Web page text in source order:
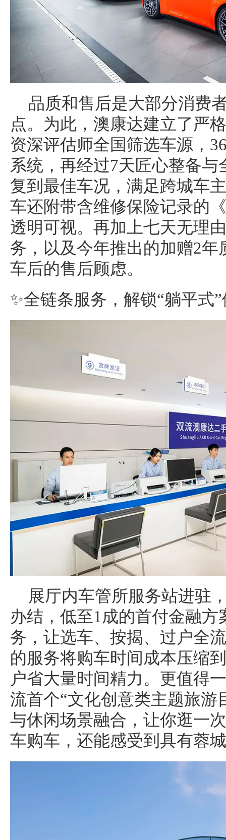
品质和售后是大部分消费
点。为此，澳康达建立了严
资深评估师全国筛选车源，
系统，再经过7天匠心整备
复到最佳车况，满足跨城车
车还附带含维修保险记录的
透明可视。再加上七天无理
务，以及今年推出的加赠2
车后的售后顾虑。
✨全链条服务，解锁“躺平式
展厅内车管所服务站进驻
办结，低至1成的首付金融
务，让选车、按揭、过户全
的服务将购车时间成本压缩
户省大量时间精力。更值得
流首个“文化创意类主题旅游
与休闲场景融合，让你逛一
车购车，还能感受到具有蓉